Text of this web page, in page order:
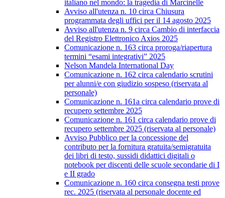
italiano nel mondo: la tragedia di Marcinelle
Avviso all'utenza n. 10 circa Chiusura
programmata degli uffici per il 14 agosto 2025
Avviso all'utenza n. 9 circa Cambio di interfaccia
del Registro Elettronico Axios 2025
Comunicazione n. 163 circa proroga/riapertura
termini “esami integrativi” 2025
Nelson Mandela International Day
Comunicazione n. 162 circa calendario scrutini
per alunni/e con giudizio sospeso (riservata al
personale)
Comunicazione n. 161a circa calendario prove di
recupero settembre 2025
Comunicazione n. 161 circa calendario prove di
recupero settembre 2025 (riservata al personale)
Avviso Pubblico per la concessione del
contributo per la fornitura gratuita/semigratuita
dei libri di testo, sussidi didattici digitali o
notebook per discenti delle scuole secondarie di I
e II grado
Comunicazione n. 160 circa consegna testi prove
rec. 2025 (riservata al personale docente ed